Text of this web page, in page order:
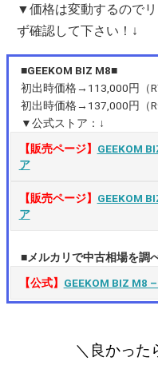
▼価格は変動するので
ず確認して下さい！↓
■GEEKOM BIZ M8■
初出時価格→113,000円（
初出時価格→137,000円（
▼公式ストア：↓
【販売ページ】 GEEKOM
ア
【販売ページ】 GEEKOM
ア
■メルカリで中古相場を調
【公式】 GEEKOM BIZ M8
＼良かった